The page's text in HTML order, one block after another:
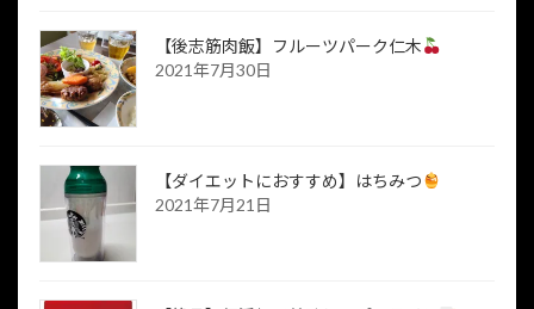
【後志筋肉飯】フルーツパーク仁木
2021年7月30日
【ダイエットにおすすめ】はちみつ
2021年7月21日